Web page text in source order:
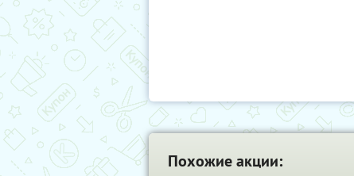
Похожие акции: